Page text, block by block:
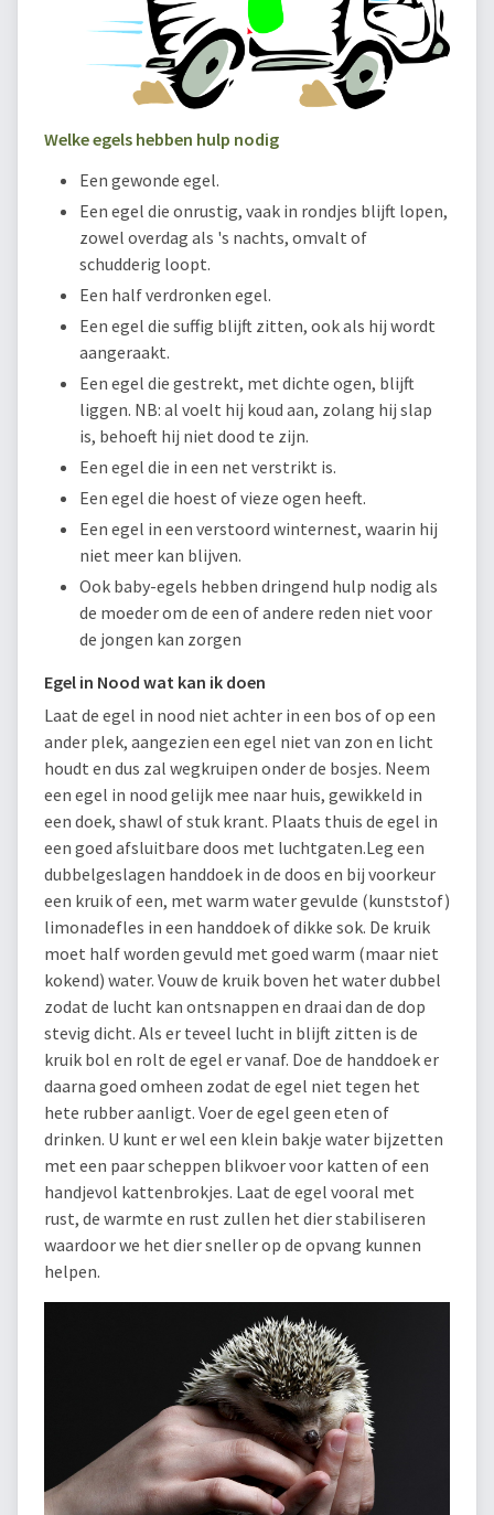
Welke egels hebben hulp nodig
Een gewonde egel.
Een egel die onrustig, vaak in rondjes blijft lopen,
zowel overdag als 's nachts, omvalt of
schudderig loopt.
Een half verdronken egel.
Een egel die suffig blijft zitten, ook als hij wordt
aangeraakt.
Een egel die gestrekt, met dichte ogen, blijft
liggen. NB: al voelt hij koud aan, zolang hij slap
is, behoeft hij niet dood te zijn.
Een egel die in een net verstrikt is.
Een egel die hoest of vieze ogen heeft.
Een egel in een verstoord winternest, waarin hij
niet meer kan blijven.
Ook baby-egels hebben dringend hulp nodig als
de moeder om de een of andere reden niet voor
de jongen kan zorgen
Egel in Nood wat kan ik doen
Laat de egel in nood niet achter in een bos of op een
ander plek, aangezien een egel niet van zon en licht
houdt en dus zal wegkruipen onder de bosjes. Neem
een egel in nood gelijk mee naar huis, gewikkeld in
een doek, shawl of stuk krant. Plaats thuis de egel in
een goed afsluitbare doos met luchtgaten.Leg een
dubbelgeslagen handdoek in de doos en bij voorkeur
een kruik of een, met warm water gevulde (kunststof)
limonadefles in een handdoek of dikke sok. De kruik
moet half worden gevuld met goed warm (maar niet
kokend) water. Vouw de kruik boven het water dubbel
zodat de lucht kan ontsnappen en draai dan de dop
stevig dicht. Als er teveel lucht in blijft zitten is de
kruik bol en rolt de egel er vanaf. Doe de handdoek er
daarna goed omheen zodat de egel niet tegen het
hete rubber aanligt. Voer de egel geen eten of
drinken. U kunt er wel een klein bakje water bijzetten
met een paar scheppen blikvoer voor katten of een
handjevol kattenbrokjes. Laat de egel vooral met
rust, de warmte en rust zullen het dier stabiliseren
waardoor we het dier sneller op de opvang kunnen
helpen.